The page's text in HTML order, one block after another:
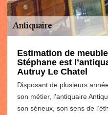
Estimation de
Stéphane est
Autruy Le Chatel
Disposant de plusieurs
son métier, l’antiquaire
son sérieux, son sens de